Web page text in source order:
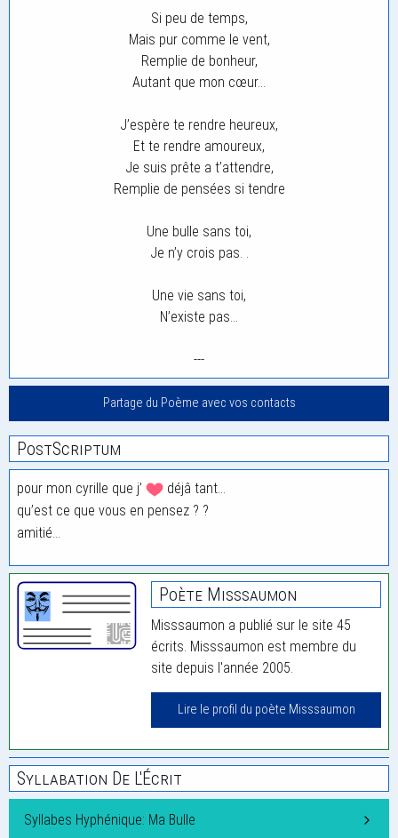
Si peu de temps,
Mais pur comme le vent,
Remplie de bonheur,
Autant que mon cœur…
J’espère te rendre heureux,
Et te rendre amoureux,
Je suis prête a t’attendre,
Remplie de pensées si tendre
Une bulle sans toi,
Je n’y crois pas. .
Une vie sans toi,
N’existe pas…
---
Partage du Poème avec vos contacts
PostScriptum
pour mon cyrille que j’
déjâ tant…
qu’est ce que vous en pensez ? ?
amitié…
Poète Misssaumon
Misssaumon a publié sur le site 45
écrits. Misssaumon est membre du
site depuis l'année 2005.
Lire le profil du poète Misssaumon
Syllabation De L'Écrit
Syllabes Hyphénique: Ma Bulle